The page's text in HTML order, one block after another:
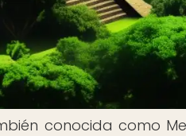
conocida como